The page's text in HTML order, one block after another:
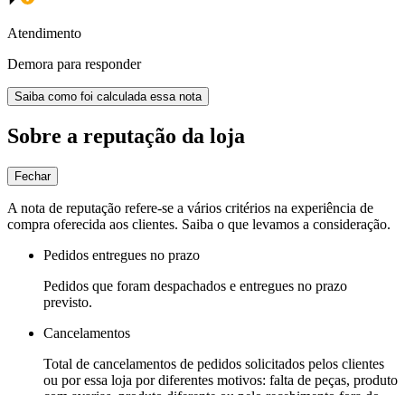
Atendimento
Demora para responder
Saiba como foi calculada essa nota
Sobre a reputação da loja
Fechar
A nota de reputação refere-se a vários critérios na experiência de
compra oferecida aos clientes. Saiba o que levamos a consideração.
Pedidos entregues no prazo
Pedidos que foram despachados e entregues no prazo
previsto.
Cancelamentos
Total de cancelamentos de pedidos solicitados pelos clientes
ou por essa loja por diferentes motivos: falta de peças, produto